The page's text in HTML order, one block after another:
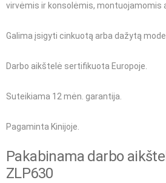
virvėmis ir konsolėmis, montuojamomis
Galima įsigyti cinkuotą arba dažytą
Darbo aikštelė sertifikuota Europoje.
Suteikiama 12 mėn. garantija.
Pagaminta Kinijoje.
Pakabinama darbo
ZLP630